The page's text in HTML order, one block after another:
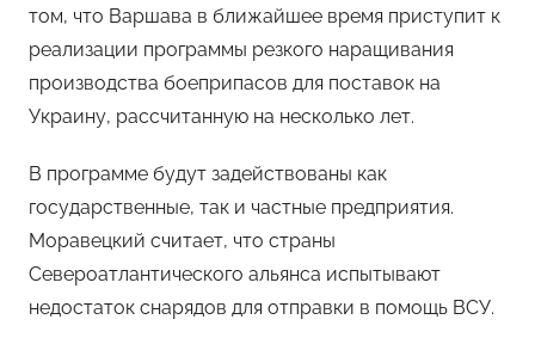
том, что Варшава в ближайшее время приступит к
реализации программы резкого наращивания
производства боеприпасов для поставок на
Украину, рассчитанную на несколько лет.
В программе будут задействованы как
государственные, так и частные предприятия.
Моравецкий считает, что страны
Североатлантического альянса испытывают
недостаток снарядов для отправки в помощь ВСУ.